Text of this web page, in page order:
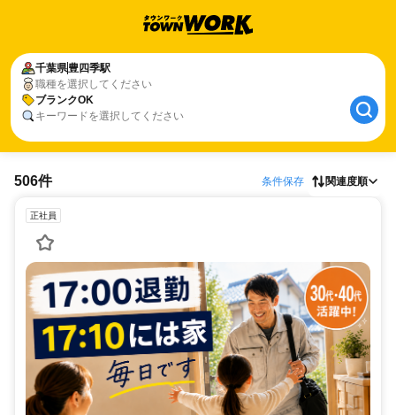
千葉県豊四季駅
職種を選択してください
ブランクOK
キーワードを選択してください
506件 条件保存 関連度順
正社員